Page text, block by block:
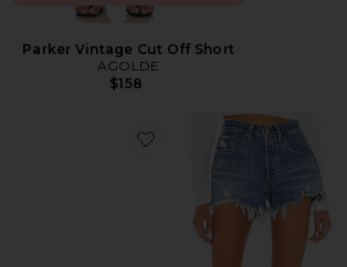
Parker Vintage Cut Off Short
AGOLDE
$158
Favorite 501 Original Short